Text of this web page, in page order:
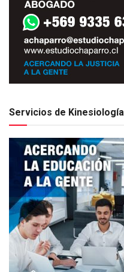
Servicios de Kinesiología